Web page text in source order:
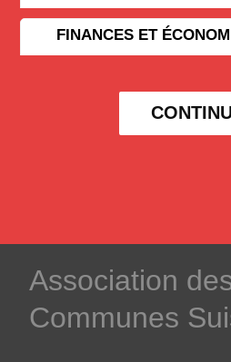
FINANCES ET
­Association
Communes